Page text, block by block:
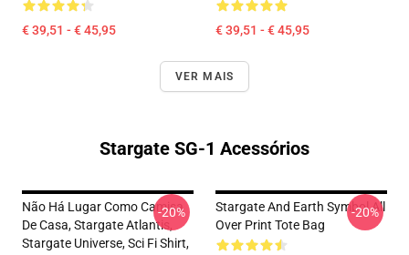
€ 39,51 - € 45,95 € 39,51 - € 45,95
VER MAIS
Stargate SG-1 Acessórios
Não Há Lugar Como Camisa
De Casa, Stargate Atlantis,
Stargate Universe, Sci Fi Shirt,
-20%
Stargate And Earth Symbol All
Over Print Tote Bag
-20%